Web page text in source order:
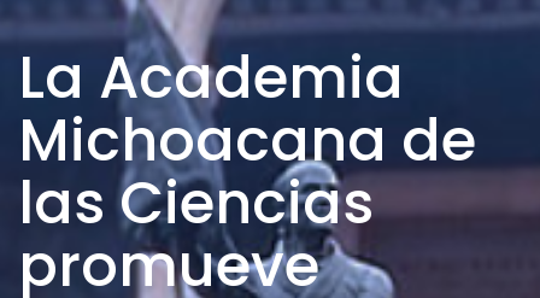
La Academia
Michoacana de
las Ciencias
promueve